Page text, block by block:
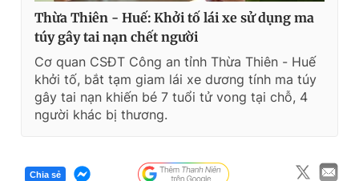
Thừa Thiên - Huế: Khởi tố lái xe sử dụng ma
túy gây tai nạn chết người
Cơ quan CSĐT Công an tỉnh Thừa Thiên - Huế
khởi tố, bắt tạm giam lái xe dương tính ma túy
gây tai nạn khiến bé 7 tuổi tử vong tại chỗ, 4
người khác bị thương.
Chia sẻ